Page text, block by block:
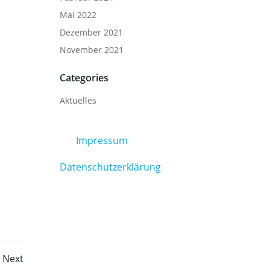
Next
Mai 2022
Dezember 2021
November 2021
Categories
Aktuelles
Impressum
Datenschutzerklärung